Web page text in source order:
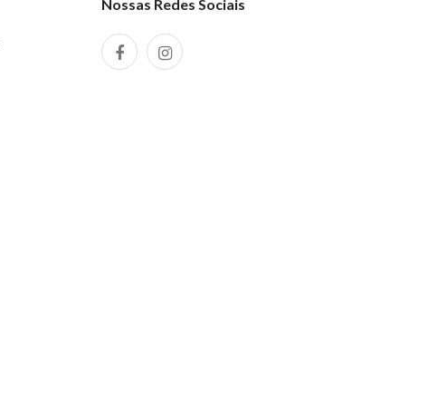
Nossas Redes Sociais